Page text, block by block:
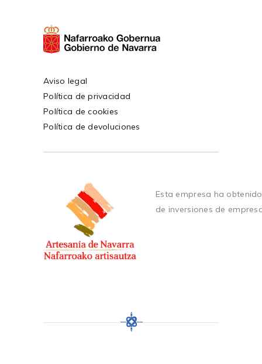
Aviso legal
Política de privacidad
Política de cookies
Política de devoluciones
Esta empresa ha
de inversiones de